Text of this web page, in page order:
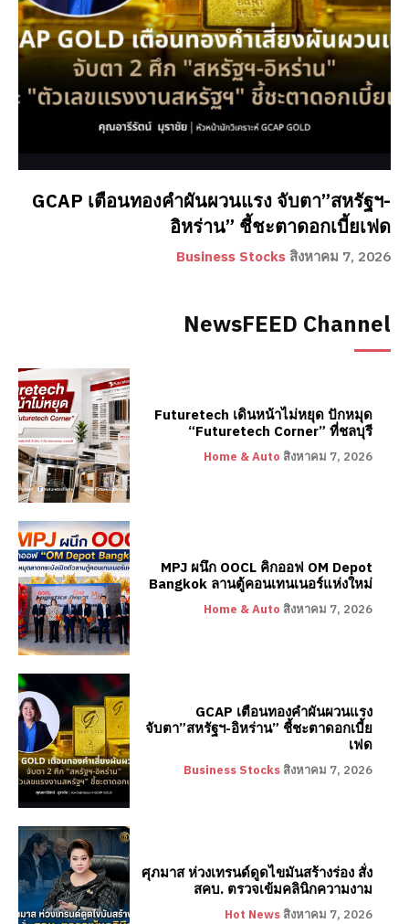
GCAP เตือนทองคำผันผวนแรง จับตา”สหรัฐฯ-
อิหร่าน” ชี้ชะตาดอกเบี้ยเฟด
Business Stocks สิงหาคม 7, 2026
NewsFEED Channel
Futuretech เดินหน้าไม่หยุด ปักหมุด
“Futuretech Corner” ที่ชลบุรี
Home & Auto สิงหาคม 7, 2026
MPJ ผนึก OOCL คิกออฟ OM Depot
Bangkok ลานตู้คอนเทนเนอร์แห่งใหม่
Home & Auto สิงหาคม 7, 2026
GCAP เตือนทองคำผันผวนแรง
จับตา”สหรัฐฯ-อิหร่าน” ชี้ชะตาดอกเบี้ย
เฟด
Business Stocks สิงหาคม 7, 2026
ศุภมาส ห่วงเทรนด์ดูดไขมันสร้างร่อง สั่ง
สคบ. ตรวจเข้มคลินิกความงาม
Hot News สิงหาคม 7, 2026